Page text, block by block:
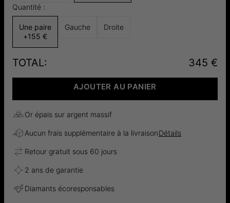
Quantité :
Une paire
+155 €
Gauche Droite
TOTAL: 345 €
AJOUTER AU PANIER
Or épais sur argent massif
Aucun frais supplémentaire à la livraisonDétails
Retour gratuit sous 60 jours
2 ans de garantie
Diamants écoresponsables